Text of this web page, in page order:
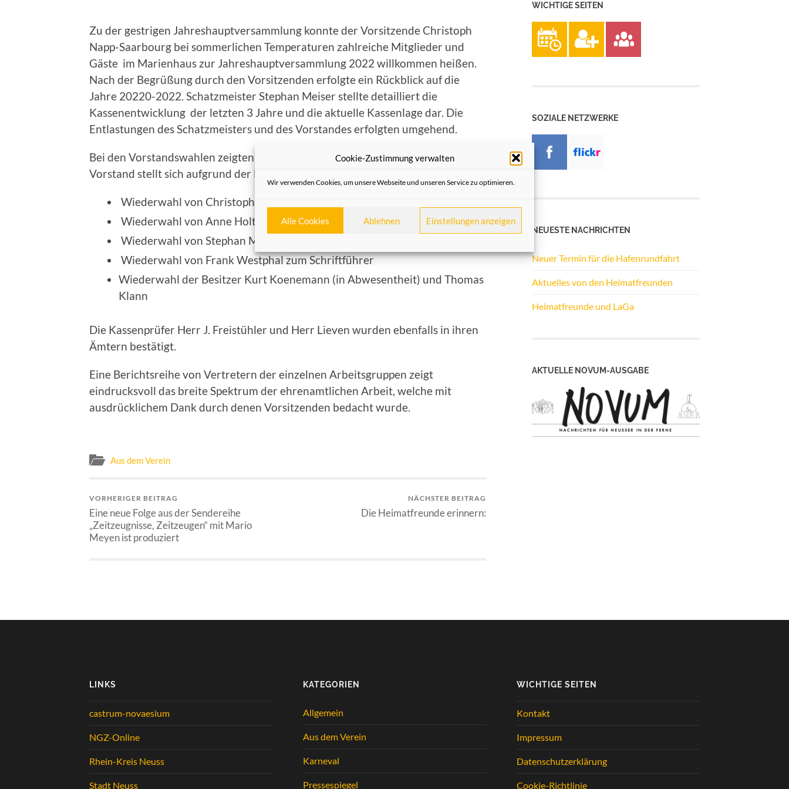
Cookie-Zustimmung verwalten
Wir verwenden Cookies, um unsere Webseite und unseren Service zu optimieren.
Alle Cookies Ablehnen Einstellungen anzeigen
Zu der gestrigen Jahreshauptversammlung konnte der Vorsitzende Christoph
Napp-Saarbourg bei sommerlichen Temperaturen zahlreiche Mitglieder und
Gäste im Marienhaus zur Jahreshauptversammlung 2022 willkommen heißen.
Nach der Begrüßung durch den Vorsitzenden erfolgte ein Rückblick auf die
Jahre 20220-2022. Schatzmeister Stephan Meiser stellte detailliert die
Kassenentwicklung der letzten 3 Jahre und die aktuelle Kassenlage dar. Die
Entlastungen des Schatzmeisters und des Vorstandes erfolgten umgehend.
Bei den Vorstandswahlen zeigten sich folgende Ergebnisse, der gesamte
Vorstand stellt sich aufgrund der langen Pandemiezeit zur Wahl:
Wiederwahl von Christoph Napp-Saarbourg zum 1. Vorsitzenden
Wiederwahl von Anne Holt und Axel Stucke zu den stellv. Vorsitzenden
Wiederwahl von Stephan Meiser zum Schatzmeister
Wiederwahl von Frank Westphal zum Schriftführer
Wiederwahl der Besitzer Kurt Koenemann (in Abwesentheit) und Thomas
Klann
Die Kassenprüfer Herr J. Freistühler und Herr Lieven wurden ebenfalls in ihren
Ämtern bestätigt.
Eine Berichtsreihe von Vertretern der einzelnen Arbeitsgruppen zeigt
eindrucksvoll das breite Spektrum der ehrenamtlichen Arbeit, welche mit
ausdrücklichem Dank durch denen Vorsitzenden bedacht wurde.
Aus dem Verein
VORHERIGER BEITRAG
Eine neue Folge aus der Sendereihe
„Zeitzeugnisse, Zeitzeugen“ mit Mario
Meyen ist produziert
NÄCHSTER BEITRAG
Die Heimatfreunde erinnern:
WICHTIGE SEITEN
SOZIALE NETZWERKE
NEUESTE NACHRICHTEN
Neuer Termin für die Hafenrundfahrt
Aktuelles von den Heimatfreunden
Heimatfreunde und LaGa
AKTUELLE NOVUM-AUSGABE
LINKS
castrum-novaesium
NGZ-Online
Rhein-Kreis Neuss
Stadt Neuss
KATEGORIEN
Allgemein
Aus dem Verein
Karneval
Pressespiegel
WICHTIGE SEITEN
Kontakt
Impressum
Datenschutzerklärung
Cookie-Richtlinie